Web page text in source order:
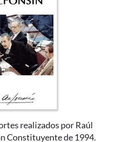
realizados por Raúl
Constituyente de 1994.